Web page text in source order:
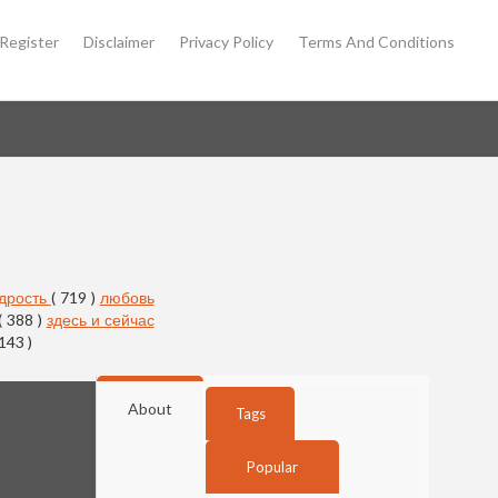
Register Disclaimer Privacy Policy Terms And Conditions
( 719 ) любовь
388 ) здесь и сейчас
)
About Tags
Popular